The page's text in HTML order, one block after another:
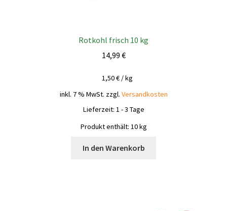
Rotkohl frisch 10 kg
14,99 €
1,50€/kg
inkl. 7 % MwSt. zzgl. Versandkosten
Lieferzeit: 1 - 3 Tage
Produkt enthält: 10kg
In den Warenkorb